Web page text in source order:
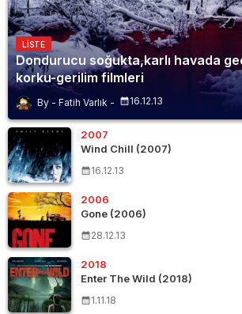
LISTE
Dondurucu soğukta,karlı havada
korku-gerilim filmleri
Fatih Varlık 16.12.13
2007
Wind Chill (2007)
16.12.13
2006
Gone (2006)
28.12.13
2018
Enter The Wild (2018)
1.11.18